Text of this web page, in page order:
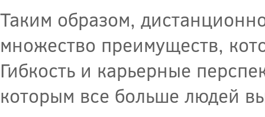
Таким образом,
множество преимуществ,
Гибкость и карьерные
которым все больше людей